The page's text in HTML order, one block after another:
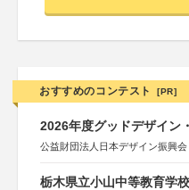
おすすめのコンテスト [PR]
2026年度グッドデザイン
公益財団法人日本デザイン振興会
栃木県立小山中等教育学